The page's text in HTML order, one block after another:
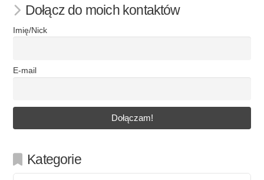
Dołącz do moich kontaktów
Imię/Nick
E-mail
Kategorie